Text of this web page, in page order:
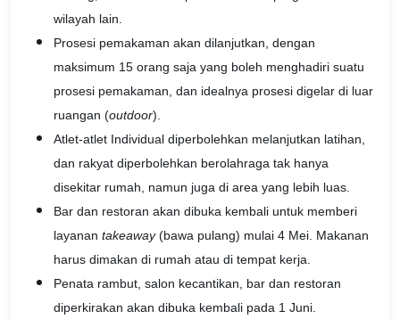
wilayah lain.
Prosesi pemakaman akan dilanjutkan, dengan
maksimum 15 orang saja yang boleh menghadiri suatu
prosesi pemakaman, dan idealnya prosesi digelar di luar
ruangan (outdoor).
Atlet-atlet Individual diperbolehkan melanjutkan latihan,
dan rakyat diperbolehkan berolahraga tak hanya
disekitar rumah, namun juga di area yang lebih luas.
Bar dan restoran akan dibuka kembali untuk memberi
layanan takeaway(bawa pulang) mulai 4 Mei. Makanan
harus dimakan di rumah atau di tempat kerja.
Penata rambut, salon kecantikan, bar dan restoran
diperkirakan akan dibuka kembali pada 1 Juni.